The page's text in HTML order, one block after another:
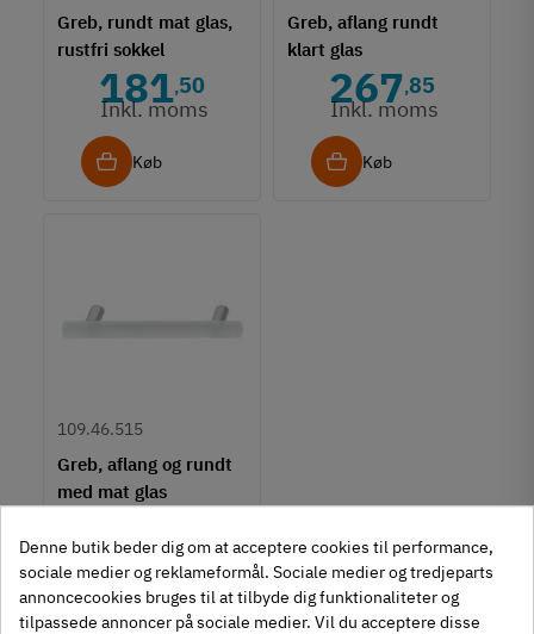
Greb, rundt mat glas,
rustfri sokkel
181,50
Inkl. moms
Køb
Greb, aflang rundt
klart glas
267,85
Inkl. moms
Køb
Greb, aflang og rundt
med mat glas
109.46.515
308
Inkl. moms
Køb
Denne butik beder dig om at acceptere cookies til performance,
sociale medier og reklameformål. Sociale medier og tredjeparts
annoncecookies bruges til at tilbyde dig funktionaliteter og
tilpassede annoncer på sociale medier. Vil du acceptere disse